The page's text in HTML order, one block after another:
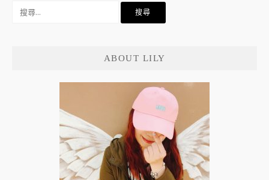
ABOUT LILY